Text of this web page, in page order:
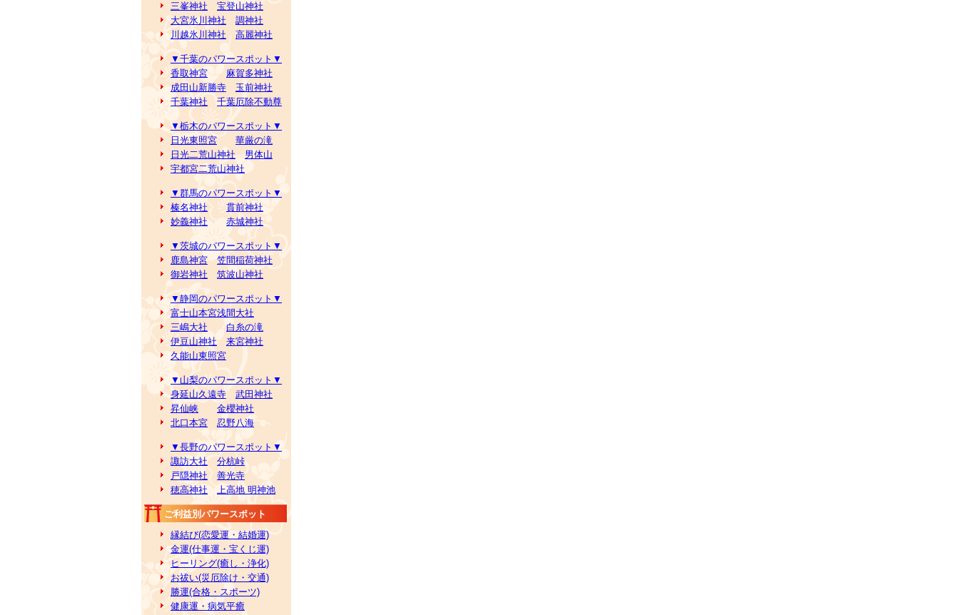
三峯神社
宝登山神社
大宮氷川神社
調神社
川越氷川神社
高麗神社
▼千葉のパワースポット▼
香取神宮
麻賀多神社
成田山新勝寺
玉前神社
千葉神社
千葉厄除不動尊
▼栃木のパワースポット▼
日光東照宮
華厳の滝
日光二荒山神社
男体山
宇都宮二荒山神社
▼群馬のパワースポット▼
榛名神社
貫前神社
妙義神社
赤城神社
▼茨城のパワースポット▼
鹿島神宮
笠間稲荷神社
御岩神社
筑波山神社
▼静岡のパワースポット▼
富士山本宮浅間大社
三嶋大社
白糸の滝
伊豆山神社
来宮神社
久能山東照宮
▼山梨のパワースポット▼
身延山久遠寺
武田神社
昇仙峡
金櫻神社
北口本宮
忍野八海
▼長野のパワースポット▼
諏訪大社
分杭峠
戸隠神社
善光寺
穂高神社
上高地 明神池
ご利益別パワースポット
縁結び(恋愛運・結婚運)
金運(仕事運・宝くじ運)
ヒーリング(癒し・浄化)
お祓い(災厄除け・交通)
勝運(合格・スポーツ)
健康運・病気平癒